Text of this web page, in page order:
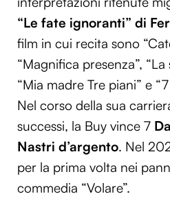
“Le fate ignoranti” di
film in cui recita sono
“Magnifica presenza”, “La
“Mia madre Tre piani” e
Nel corso della sua
successi, la Buy vince 7
Nastri d’argento. Nel
per la prima volta nei
commedia “Volare”.